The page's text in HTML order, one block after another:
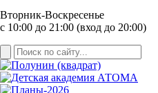
Вторник-Воскресенье
с 10:00 до 21:00 (вход до 20:00)